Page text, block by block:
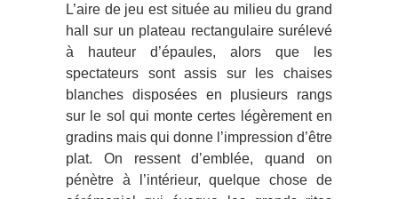
L’aire de jeu est située au milieu du grand
hall sur un plateau rectangulaire surélevé
à hauteur d’épaules, alors que les
spectateurs sont assis sur les chaises
blanches disposées en plusieurs rangs
sur le sol qui monte certes légèrement en
gradins mais qui donne l’impression d’être
plat. On ressent d’emblée, quand on
pénètre à l’intérieur, quelque chose de